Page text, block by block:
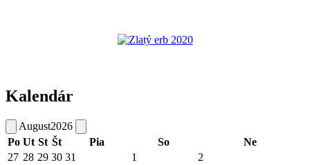
Kalendár
August2026
Po Ut St Št Pia So
Ne
27 28 29 30 31 1 2